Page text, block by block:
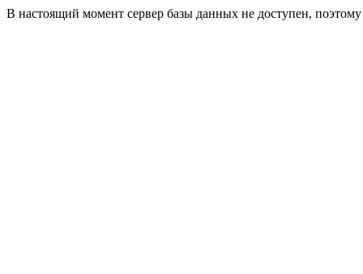
В настоящий момент сервер базы данных не доступен,